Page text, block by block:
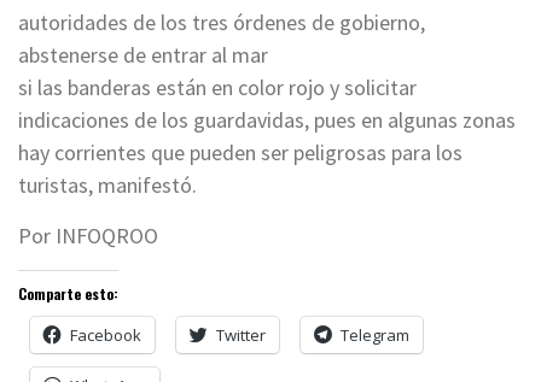
autoridades de los tres órdenes de gobierno,
abstenerse de entrar al mar
si las banderas están en color rojo y solicitar
indicaciones de los guardavidas, pues en algunas zonas
hay corrientes que pueden ser peligrosas para los
turistas, manifestó.
Por INFOQROO
Comparte esto:
Facebook Twitter Telegram